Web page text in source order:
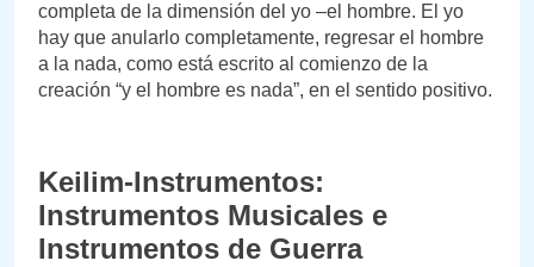
completa de la dimensión del yo –el hombre. El yo
hay que anularlo completamente, regresar el hombre
a la nada, como está escrito al comienzo de la
creación “y el hombre es nada”, en el sentido positivo.
Keilim-Instrumentos:
Instrumentos Musicales e
Instrumentos de Guerra